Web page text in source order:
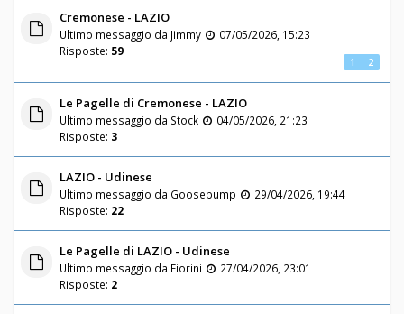
Cremonese - LAZIO
Ultimo messaggio da Jimmy
07/05/2026, 15:23
Risposte: 59
1 2
Le Pagelle di Cremonese - LAZIO
Ultimo messaggio da Stock
04/05/2026, 21:23
Risposte: 3
LAZIO - Udinese
Ultimo messaggio da Goosebump
29/04/2026, 19:44
Risposte: 22
Le Pagelle di LAZIO - Udinese
Ultimo messaggio da Fiorini
27/04/2026, 23:01
Risposte: 2